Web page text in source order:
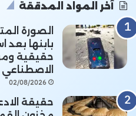
آخر المواد المدققة
الصورة
بابنها
حقيقية
الاصطناعي
02/08/2026
حقيقة